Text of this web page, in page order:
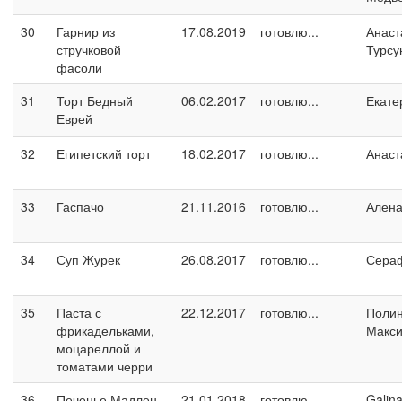
30
Гарнир из
стручковой
фасоли
17.08.2019 готовлю...
31
Торт Бедный
Еврей
06.02.2017 готовлю...
32 Египетский торт 18.02.2017 готовлю...
33 Гаспачо 21.11.2016 готовлю... Алена
34 Суп Журек 26.08.2017 готовлю...
35
Паста с
фрикадельками,
моцареллой и
томатами черри
22.12.2017 готовлю...